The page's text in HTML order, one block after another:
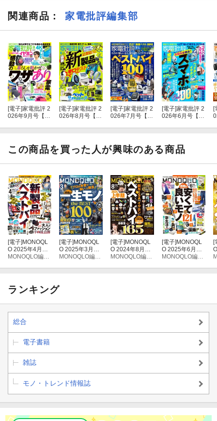
関連商品 ： 家電批評編集部
[電子]家電批評 2
026年9月号【電
[電子]家電批評 2
026年8月号【電
[電子]家電批評 2
026年7月号【電
[電子]家電批評 2
026年6月号【電
[
この商品を買った人が興味のある商品
[電子] MONOQL
O 2025年4月号
【電子書籍版限
MONOQLO編集部
[電子] MONOQL
O 2025年3月号
【電子書籍版限
MONOQLO編集部
[電子] MONOQL
O 2024年8月号
【電子書籍版限
MONOQLO編集部
[電子] MONOQL
O 2025年6月号
【電子書籍版限
MONOQLO編集部
[
ランキング
総合
電子書籍
雑誌
モノ・トレンド情報誌